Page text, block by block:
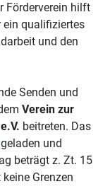
Förderverein hilft
ein qualifiziertes
und den
Senden und
Verein zur
beitreten. Das
geladen und
beträgt z. Zt. 15
Grenzen